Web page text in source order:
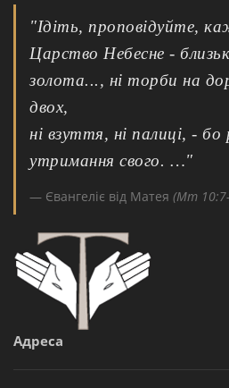
"Ідіть, проповідуйте,
Царство Небесне -
золота..., ні торби на
двох,
ні взуття, ні палиці, -
утримання свого. …"
Євангеліє від Матея (Мт
Адреса